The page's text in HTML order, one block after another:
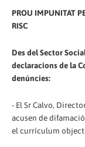
PROU IMPUNITAT
RISC
Des del Sector
declaracions de la
denúncies:
- El Sr Calvo,
acusen de
el currículum